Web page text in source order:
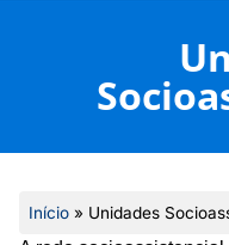
Início » Unidades